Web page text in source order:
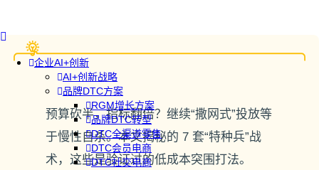
企业AI+创新
AI+创新战略
品牌DTC方案
RGM增长方案
品牌DTC转型
DTC全渠道零售
DTC会员电商
DTC社交电商
预算砍半，指标翻倍？继续“撒网式”投放等
于慢性自杀。本文揭秘的 7 套“特种兵”战
术，这些是验证过的低成本突围打法。